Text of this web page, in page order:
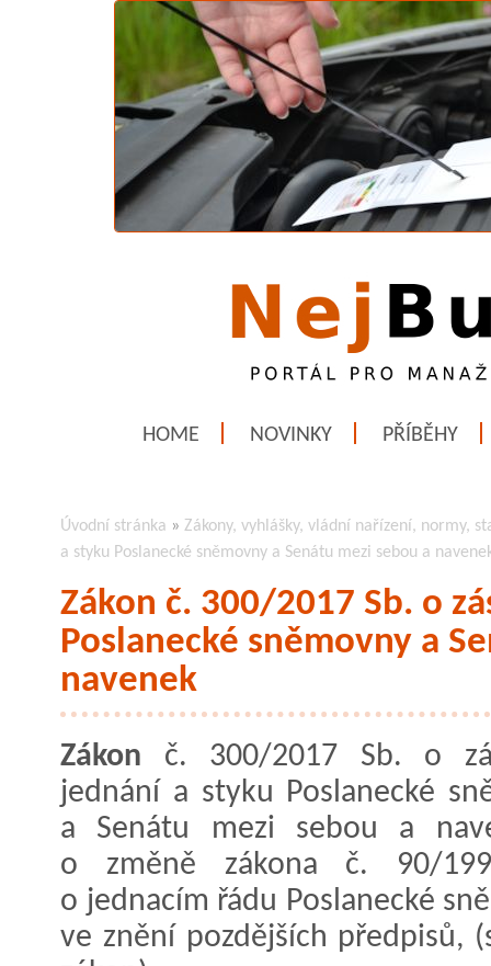
HOME NOVINKY PŘÍBĚHY
Úvodní stránka » Zákony, vyhlášky, vládní nařízení, normy,
a styku Poslanecké sněmovny a Senátu mezi sebou a
Zákon č. 300/2017 Sb. o
Poslanecké sněmovny a
navenek
Zákon č. 300/2017 Sb. o
jednání a styku Poslanecké
a Senátu mezi sebou a
o změně zákona č. 90/
o jednacím řádu Poslanecké
ve znění pozdějších předpisů,